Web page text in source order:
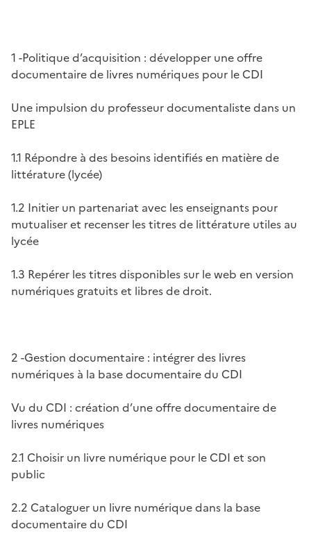
1 -Politique d’acquisition : développer une offre
documentaire de livres numériques pour le CDI
Une impulsion du professeur documentaliste dans un
EPLE
1.1 Répondre à des besoins identifiés en matière de
littérature (lycée)
1.2 Initier un partenariat avec les enseignants pour
mutualiser et recenser les titres de littérature utiles au
lycée
1.3 Repérer les titres disponibles sur le web en version
numériques gratuits et libres de droit.
2 -Gestion documentaire : intégrer des livres
numériques à la base documentaire du CDI
Vu du CDI : création d’une offre documentaire de
livres numériques
2.1 Choisir un livre numérique pour le CDI et son
public
2.2 Cataloguer un livre numérique dans la base
documentaire du CDI